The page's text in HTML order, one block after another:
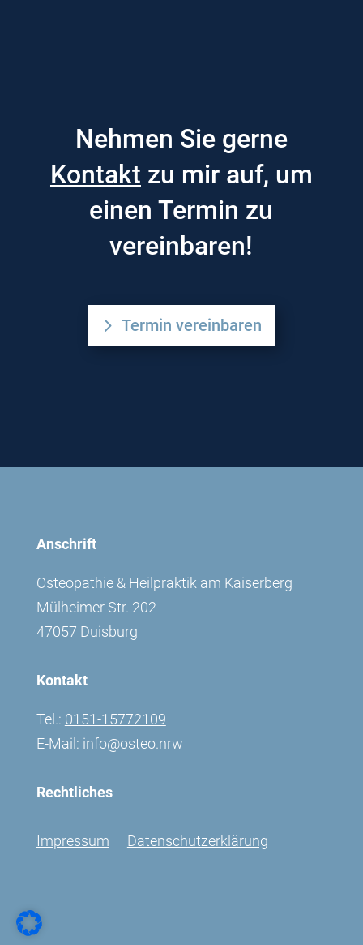
Nehmen Sie gerne
Kontakt zu mir auf, um
einen Termin zu
vereinbaren!
Termin vereinbaren
Anschrift
Osteopathie & Heilpraktik am Kaiserberg
Mülheimer Str. 202
47057 Duisburg
Kontakt
Tel.: 0151-15772109
E-Mail: info@osteo.nrw
Rechtliches
Impressum Datenschutzerklärung